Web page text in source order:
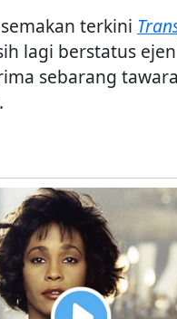
terkini
lagi berstatus
sebarang